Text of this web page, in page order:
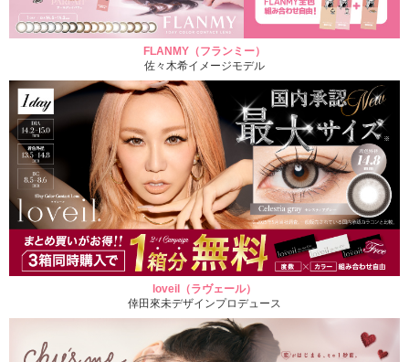
FLANMY（フランミー）
佐々木希イメージモデル
loveil（ラヴェール）
倖田來未デザインプロデュース